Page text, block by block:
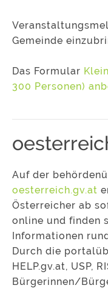
Gemeinde
Das Formular
300 Personen)
Auf der
oesterreich.gv.at
Österreicher ab
online und finden
Informationen
Durch die
HELP.gv.at, USP,
Bürgerinnen/